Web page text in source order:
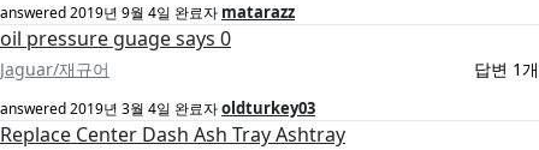
answered2019년 9월 4일 완료자 matarazz
oil pressure guage says 0
Jaguar/재규어 답변 1개
answered2019년 3월 4일 완료자oldturkey03
Replace Center Dash Ash Tray Ashtray